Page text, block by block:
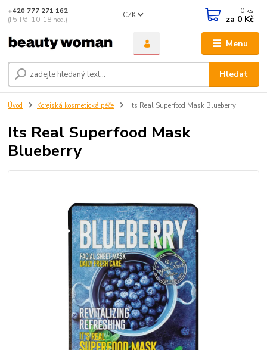
Menu
CZK
Hledat
+420 777 271 162
(Po-Pá, 10-18 hod.)
0 ks
za 0 Kč
Úvod Korejská kosmetická péče Its Real Superfood Mask Blueberry
Its Real Superfood Mask
Blueberry